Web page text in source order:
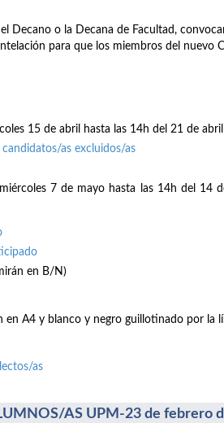
Decano o la Decana de Facultad,
para que los miembros del nuevo
15 de abril hasta las 14h del 21 de
as excluidos/as
7 de mayo hasta las 14h del 14
en B/N)
en A4 y blanco y negro guillotinado por la
as
AS UPM-23 de febrero